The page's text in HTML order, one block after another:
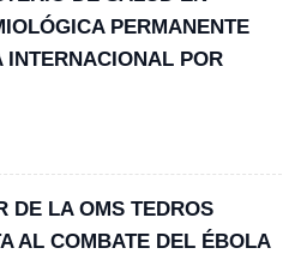
PERMANENTE
INTERNACIONAL POR
DE LA OMS TEDROS
AL COMBATE DEL ÉBOLA